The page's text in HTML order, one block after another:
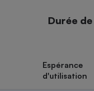
Durée
Espérance
d'utilisation